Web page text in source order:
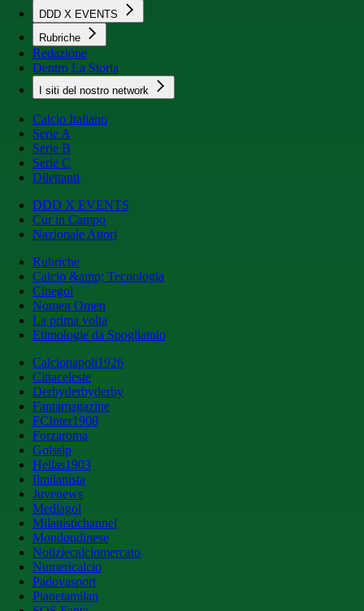
DDD X EVENTS
Rubriche
Redazione
Dentro La Storia
I siti del nostro network
Calcio Italiano
Serie A
Serie B
Serie C
Dilettanti
DDD X EVENTS
Cur in Campo
Nazionale Attori
Rubriche
Calcio &amp; Tecnologia
Cinegol
Nomen Omen
La prima volta
Etimologie da Spogliatoio
Calcionapoli1926
Cittaceleste
Derbyderbyderby
Fantamagazine
FCInter1908
Forzaroma
Golssip
Hellas1903
Ilmilanista
Juvenews
Mediagol
Milanistichannel
Mondoudinese
Notiziecalciomercato
Numericalcio
Padovasport
Pianetamilan